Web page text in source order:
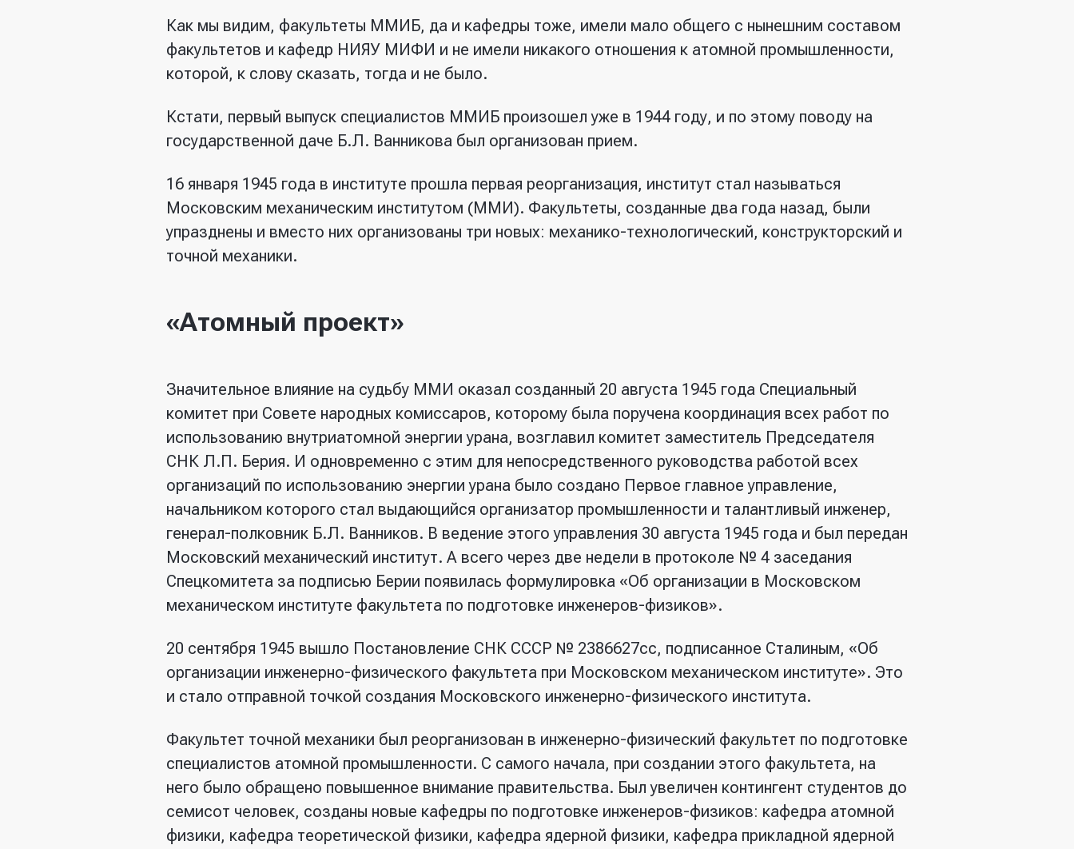
Как мы видим, факультеты ММИБ, да и кафедры тоже, имели мало общего с нынешним составом
факультетов и кафедр НИЯУ МИФИ и не имели никакого отношения к атомной промышленности,
которой, к слову сказать, тогда и не было.
Кстати, первый выпуск специалистов ММИБ произошел уже в 1944 году, и по этому поводу на
государственной даче Б.Л. Ванникова был организован прием.
16 января 1945 года в институте прошла первая реорганизация, институт стал называться
Московским механическим институтом (ММИ). Факультеты, созданные два года назад, были
упразднены и вместо них организованы три новых: механико-технологический, конструкторский и
точной механики.
«Атомный проект»
Значительное влияние на судьбу ММИ оказал созданный 20 августа 1945 года Специальный
комитет при Совете народных комиссаров, которому была поручена координация всех работ по
использованию внутриатомной энергии урана, возглавил комитет заместитель Председателя
СНК Л.П. Берия. И одновременно с этим для непосредственного руководства работой всех
организаций по использованию энергии урана было создано Первое главное управление,
начальником которого стал выдающийся организатор промышленности и талантливый инженер,
генерал-полковник Б.Л. Ванников. В ведение этого управления 30 августа 1945 года и был передан
Московский механический институт. А всего через две недели в протоколе № 4 заседания
Спецкомитета за подписью Берии появилась формулировка «Об организации в Московском
механическом институте факультета по подготовке инженеров-физиков».
20 сентября 1945 вышло Постановление СНК СССР № 2386627сс, подписанное Сталиным, «Об
организации инженерно-физического факультета при Московском механическом институте». Это
и стало отправной точкой создания Московского инженерно-физического института.
Факультет точной механики был реорганизован в инженерно-физический факультет по подготовке
специалистов атомной промышленности. С самого начала, при создании этого факультета, на
него было обращено повышенное внимание правительства. Был увеличен контингент студентов до
семисот человек, созданы новые кафедры по подготовке инженеров-физиков: кафедра атомной
физики, кафедра теоретической физики, кафедра ядерной физики, кафедра прикладной ядерной